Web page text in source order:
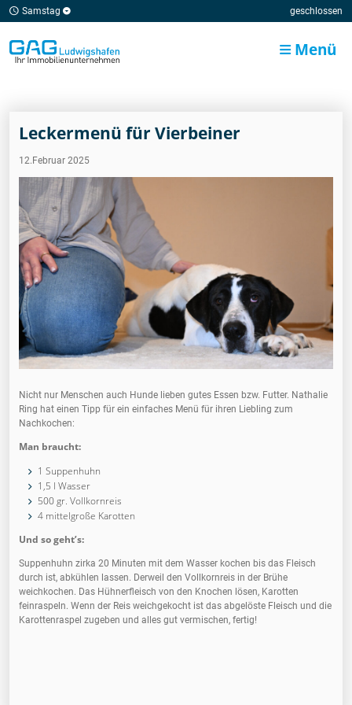
Samstag geschlossen
Menü
Leckermenü für Vierbeiner
12.Februar 2025
Nicht nur Menschen auch Hunde lieben gutes Essen bzw. Futter. Nathalie
Ring hat einen Tipp für ein einfaches Menü für ihren Liebling zum
Nachkochen:
Man braucht:
1 Suppenhuhn
1,5 l Wasser
500 gr. Vollkornreis
4 mittelgroße Karotten
Und so geht’s:
Suppenhuhn zirka 20 Minuten mit dem Wasser kochen bis das Fleisch
durch ist, abkühlen lassen. Derweil den Vollkornreis in der Brühe
weichkochen. Das Hühnerfleisch von den Knochen lösen, Karotten
feinraspeln. Wenn der Reis weichgekocht ist das abgelöste Fleisch und die
Karottenraspel zugeben und alles gut vermischen, fertig!